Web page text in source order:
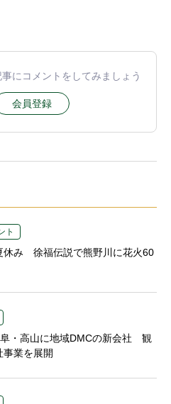
にコメントをしてみましょう
会員登録
ト
休み 徐福伝説で熊野川に花火60
・高山に地域DMCの新会社 観
業を展開